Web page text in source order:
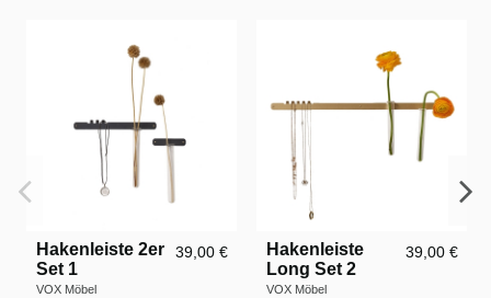
Hakenleiste 2er
Set 1
VOX Möbel
39,00 €
Hakenleiste
Long Set 2
VOX Möbel
39,00 €